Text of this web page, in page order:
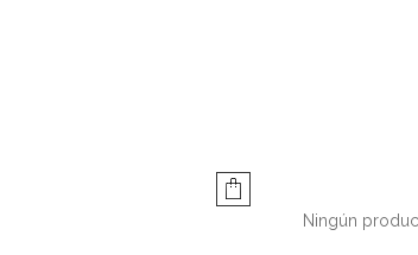
Ningún